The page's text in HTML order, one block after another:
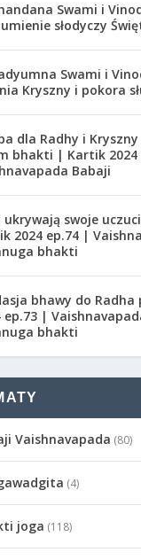
Swami i
słodyczy
Swami i
Kryszny i pokora
dla Radhy i
bhakti | Kartik 2024
Babaji
ukrywają swoje
2024 ep.74 |
bhakti
bhawy do
ep.73 |
bhakti
Vaishnavapada (80)
(4)
joga (118)